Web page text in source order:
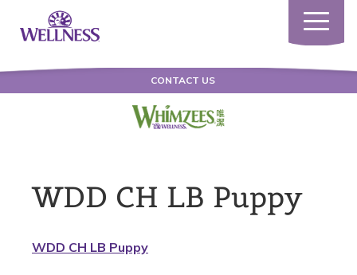
Toggle
CONTACT US
WDD CH LB Puppy
WDD CH LB Puppy